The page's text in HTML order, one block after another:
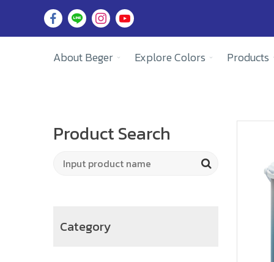
About Beger Explore Colors Products
Product Search
Category